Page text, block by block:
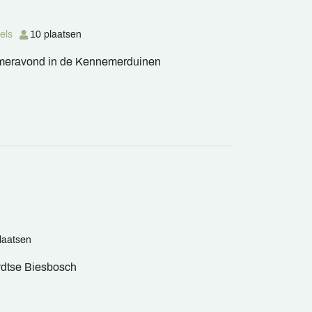
10 plaatsen
in de Kennemerduinen
Biesbosch